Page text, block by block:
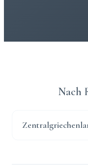
Nach